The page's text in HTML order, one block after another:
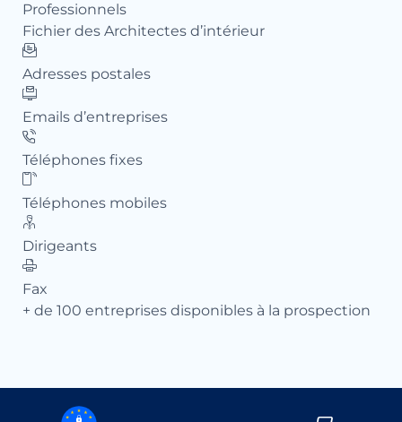
Professionnels
Fichier des Architectes d’intérieur
Adresses postales
Emails d’entreprises
Téléphones fixes
Téléphones mobiles
Dirigeants
Fax
+ de 100 entreprises disponibles à la prospection